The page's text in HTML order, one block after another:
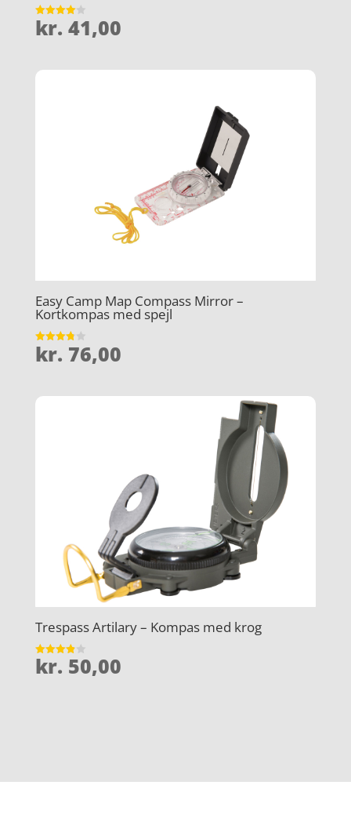
Vurderet
kr. 41,00
Easy Camp Map Compass Mirror –
Kortkompas med spejl
Vurderet
3.8
kr. 76,00
Trespass Artilary – Kompas med krog
Vurderet
3.9
kr. 50,00